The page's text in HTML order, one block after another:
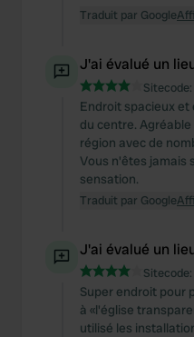
Traduit par Google
J'ai évalué un
Sitecode:
Endroit spacieux et
du centre.
région avec de
Vous n'êtes jamais
sensation.
Traduit par Google
J'ai évalué un
Sitecode:
Super endroit pour
à «l'église
utilisé les